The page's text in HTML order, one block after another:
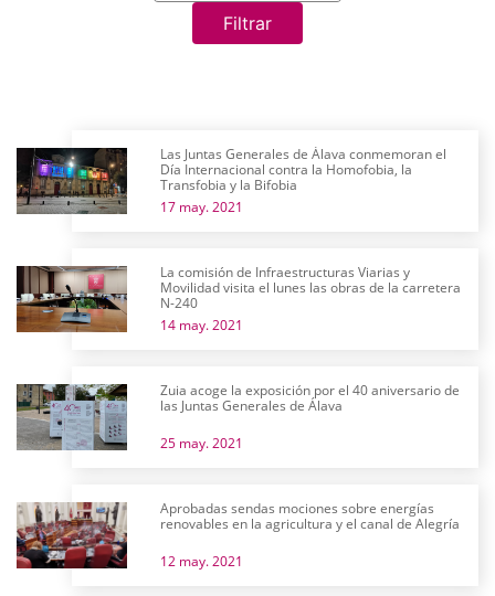
Filtrar
Las Juntas Generales de Álava conmemoran el
Día Internacional contra la Homofobia, la
Transfobia y la Bifobia
17 may. 2021
La comisión de Infraestructuras Viarias y
Movilidad visita el lunes las obras de la carretera
N-240
14 may. 2021
Zuia acoge la exposición por el 40 aniversario de
las Juntas Generales de Álava
25 may. 2021
Aprobadas sendas mociones sobre energías
renovables en la agricultura y el canal de Alegría
12 may. 2021